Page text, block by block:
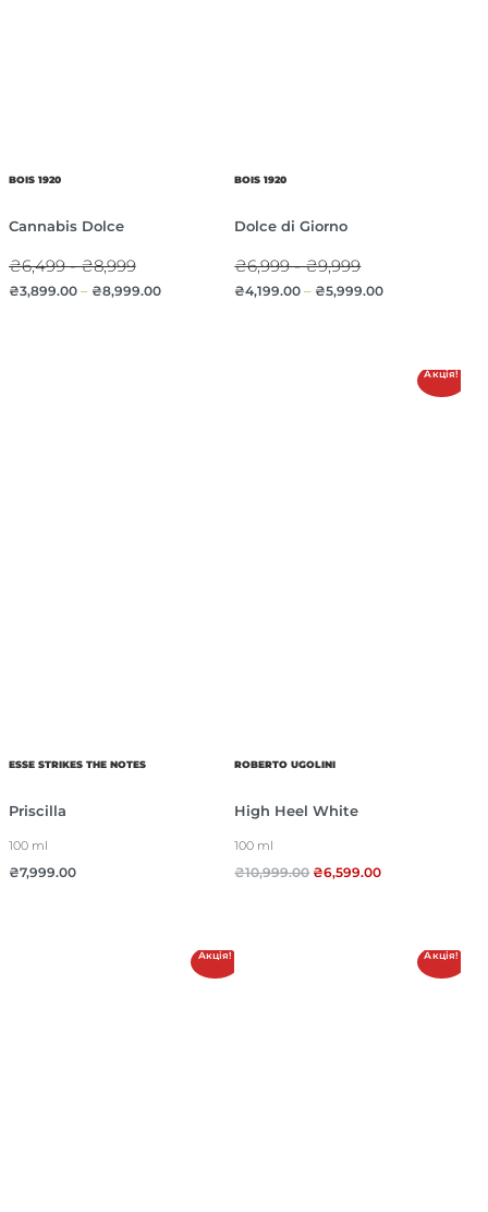
BOIS 1920
Cannabis Dolce
₴6,499 - ₴8,999
₴3,899.00– ₴8,999.00
BOIS 1920
Dolce di Giorno
₴6,999 - ₴9,999
₴4,199.00 – ₴5,999.00
ESSE STRIKES THE NOTES
Priscilla
100 ml
₴7,999.00
Акція!
ROBERTO UGOLINI
High Heel White
100 ml
₴10,999.00 ₴6,599.00
Акція! Акція!